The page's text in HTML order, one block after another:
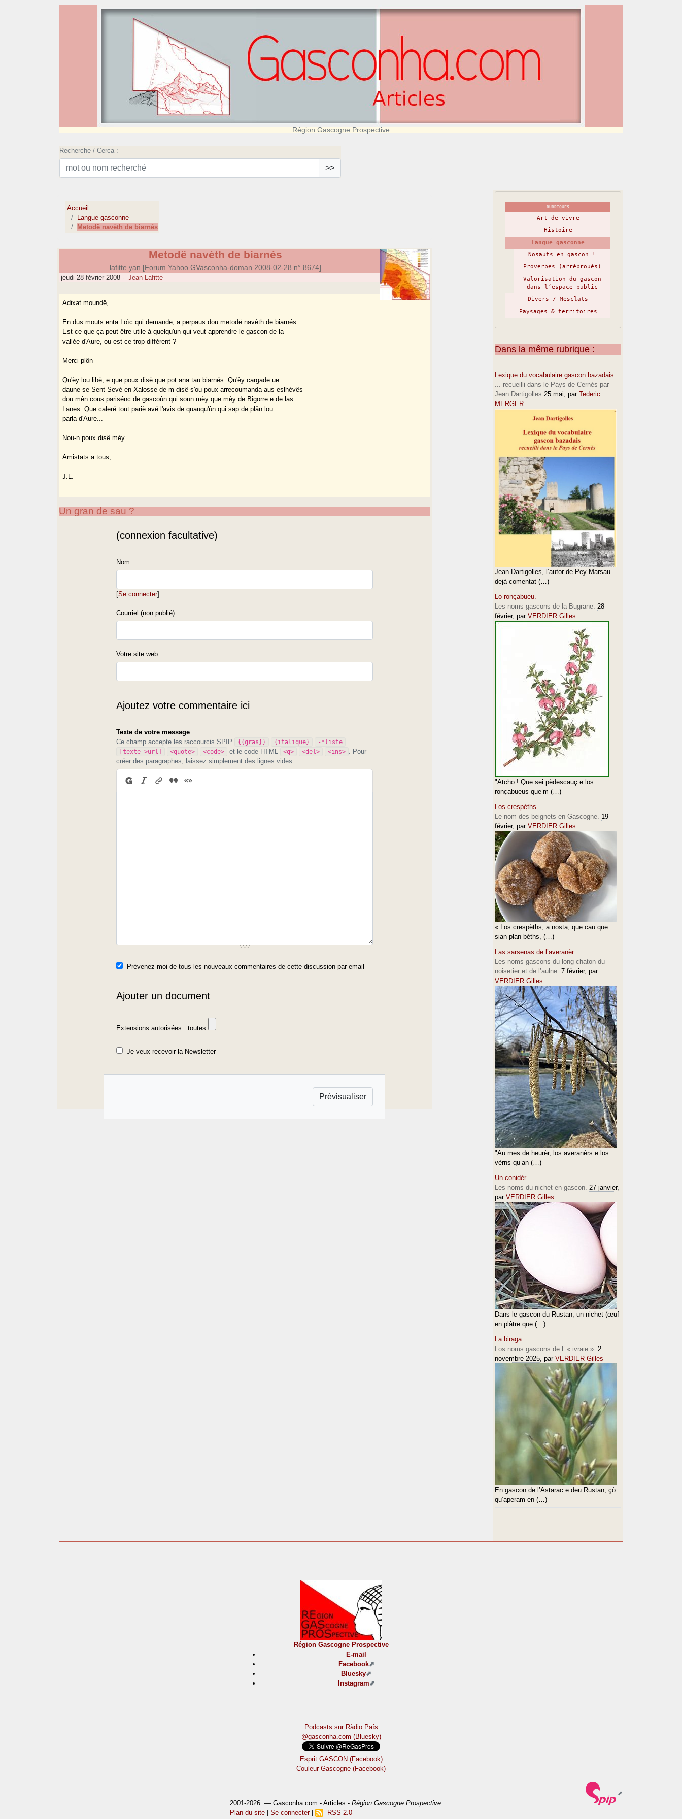
Région Gascogne Prospective
Recherche / Cerca :
>>
Accueil
Langue gasconne
Metodë navèth de biarnés
Metodë navèth de biarnés
lafitte.yan [Forum Yahoo GVasconha-doman 2008-02-28 n° 8674]
jeudi 28 février 2008 - Jean Lafitte
Adixat moundë,
En dus mouts enta Loìc qui demande, a perpaus dou metodë navèth de biarnés :
Est-ce que ça peut être utile à quelqu'un qui veut apprendre le gascon de la
vallée d'Aure, ou est-ce trop différent ?
Merci plôn
Qu'èy lou libë, e que poux disë que pot ana tau biarnés. Qu'èy cargade ue
daune se Sent Sevè en Xalosse de-m disë s'ou poux arrecoumanda aus eslhèvës
dou mên cous parisénc de gascoûn qui soun mèy que mèy de Bigorre e de las
Lanes. Que caleré tout pariè avé l'avis de quauqu'ûn qui sap de plân lou
parla d'Aure...
Nou-n poux disë mèy...
Amistats a tous,
J.L.
Un gran de sau ?
(connexion facultative)
Nom
[Se connecter]
Courriel (non publié)
Votre site web
Ajoutez votre commentaire ici
Texte de votre message
Ce champ accepte les raccourcis SPIP
{{gras}} {italique}
-*liste
[texte->url]
<quote> <code> et le code HTML <q> <del> <ins>
. Pour
créer des paragraphes, laissez simplement des lignes vides.
Prévenez-moi de tous les nouveaux commentaires de cette discussion par email
Ajouter un document
Extensions autorisées : toutes
Je veux recevoir la Newsletter
RUBRIQUES
Art de vivre
Histoire
Langue gasconne
Nosauts en gascon !
Proverbes (arréprouès)
Valorisation du gascon
dans l’espace public
Divers / Mesclats
Paysages & territoires
Dans la même rubrique :
Lexique du vocabulaire gascon bazadais
... recueilli dans le Pays de Cernès par
Jean Dartigolles 25 mai, par Tederic
MERGER
Jean Dartigolles, l’autor de Pey Marsau
dejà comentat (…)
Lo ronçabueu.
Les noms gascons de la Bugrane. 28
février, par VERDIER Gilles
"Atcho ! Que sei pèdescauç e los
ronçabueus que’m (…)
Los crespèths.
Le nom des beignets en Gascogne. 19
février, par VERDIER Gilles
« Los crespèths, a nosta, que cau que
sian plan bèths, (…)
Las sarsenas de l’averanèr...
Les noms gascons du long chaton du
noisetier et de l’aulne. 7 février, par
VERDIER Gilles
"Au mes de heurèr, los averanèrs e los
vèrns qu’an (…)
Un conidèr.
Les noms du nichet en gascon. 27 janvier,
par VERDIER Gilles
Dans le gascon du Rustan, un nichet (œuf
en plâtre que (…)
La biraga.
Los noms gascons de l’ « ivraie ». 2
novembre 2025, par VERDIER Gilles
En gascon de l’Astarac e deu Rustan, çò
qu’aperam en (…)
Région Gascogne Prospective
E-mail
Facebook
Bluesky
Instagram
Podcasts sur Ràdio País
@gasconha.com (Bluesky)
Esprit GASCON (Facebook)
Couleur Gascogne (Facebook)
2001-2026 — Gasconha.com - Articles - Région Gascogne Prospective
Plan du site
Se connecter| RSS 2.0